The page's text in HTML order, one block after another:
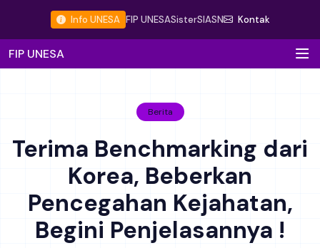
Info UNESA FIP UNESASisterSIASN Kontak
FIP UNESA
Berita
Terima Benchmarking dari
Korea, Beberkan
Pencegahan Kejahatan,
Begini Penjelasannya !